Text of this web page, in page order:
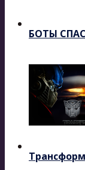
БОТЫ